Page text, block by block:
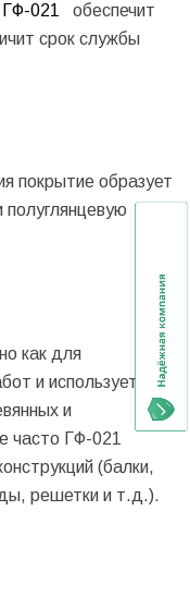
ГФ-021 обеспечит
срок службы
покрытие образует
как для
и используется в
и
часто ГФ-021
(балки,
решетки и т.д.).